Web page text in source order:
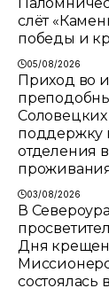
слёт
победы и
05/08/2026
Приход во
Соловецких
поддержку
отделения
03/08/2026
В
Дня
состоялась